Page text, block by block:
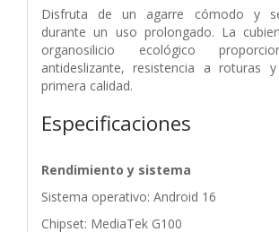
Disfruta de un agarre cómodo y
duranteun uso prolongado. La
organosilicio ecológico
antideslizante,resistencia a roturas
primera calidad.
Especificaciones
Rendimiento y sistema
Sistema operativo: Android 16
Chipset: MediaTek G100